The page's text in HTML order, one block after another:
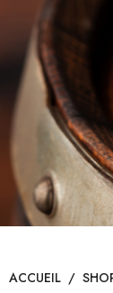
ACCUEIL /